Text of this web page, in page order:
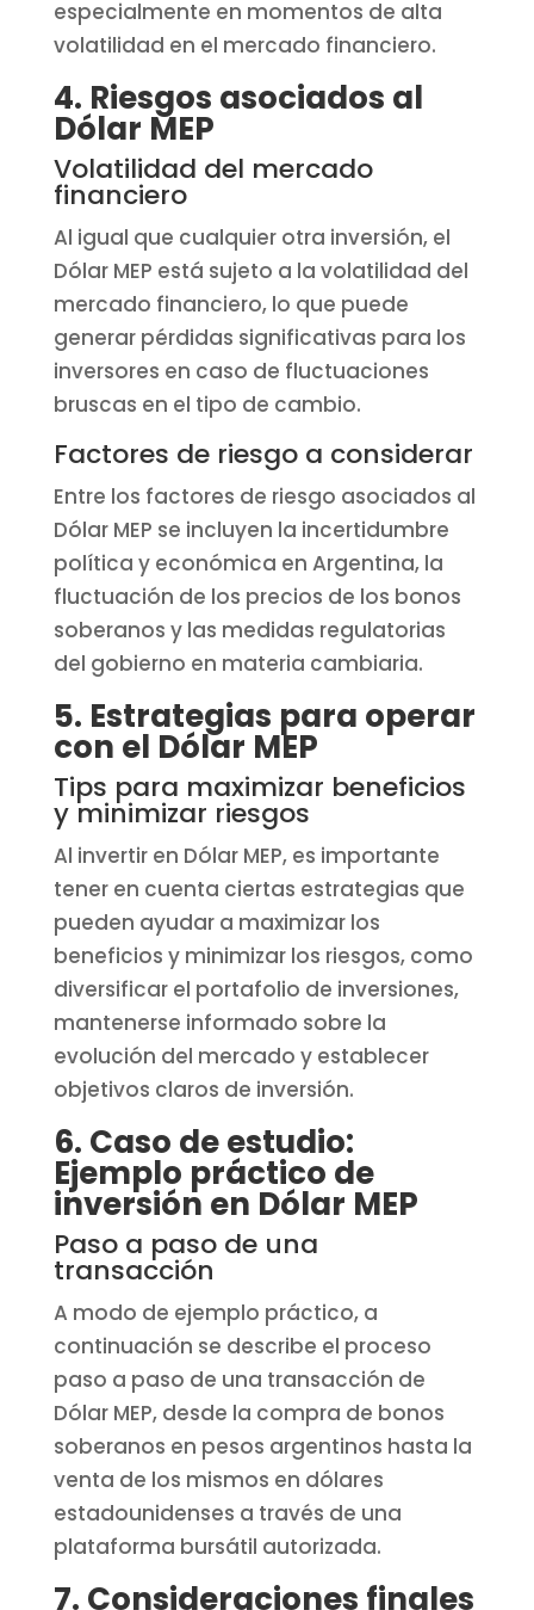
especialmente en momentos de alta
volatilidad en el mercado financiero.
4. Riesgos asociados al
Dólar MEP
Volatilidad del mercado
financiero
Al igual que cualquier otra inversión, el
Dólar MEP está sujeto a la volatilidad del
mercado financiero, lo que puede
generar pérdidas significativas para los
inversores en caso de fluctuaciones
bruscas en el tipo de cambio.
Factores de riesgo a considerar
Entre los factores de riesgo asociados al
Dólar MEP se incluyen la incertidumbre
política y económica en Argentina, la
fluctuación de los precios de los bonos
soberanos y las medidas regulatorias
del gobierno en materia cambiaria.
5. Estrategias para operar
con el Dólar MEP
Tips para maximizar beneficios
y minimizar riesgos
Al invertir en Dólar MEP, es importante
tener en cuenta ciertas estrategias que
pueden ayudar a maximizar los
beneficios y minimizar los riesgos, como
diversificar el portafolio de inversiones,
mantenerse informado sobre la
evolución del mercado y establecer
objetivos claros de inversión.
6. Caso de estudio:
Ejemplo práctico de
inversión en Dólar MEP
Paso a paso de una
transacción
A modo de ejemplo práctico, a
continuación se describe el proceso
paso a paso de una transacción de
Dólar MEP, desde la compra de bonos
soberanos en pesos argentinos hasta la
venta de los mismos en dólares
estadounidenses a través de una
plataforma bursátil autorizada.
7. Consideraciones finales